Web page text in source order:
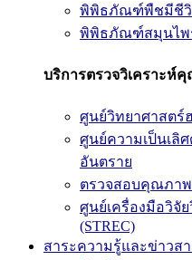
พิพิธภัณฑ์พืชมีชี
พิพิธภัณฑ์สมุนไพ
บริการตรวจวิเคราะห์
ศูนย์วิทยาศาสตร์
ศูนย์ความเป็นเลิ
อันตราย
ตรวจสอบคุณภา
ศูนย์เครื่องมือวิจั
(STREC)
สาระความรู้และข่าวส